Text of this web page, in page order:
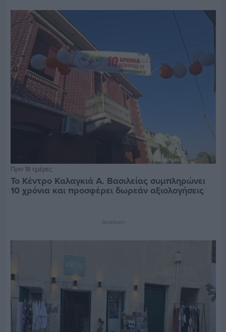
Πριν 18 ημέρες
Το Κέντρο Καλαγκιά Α. Βασιλείας συμπληρώνει
10 χρόνια και προσφέρει δωρεάν αξιολογήσεις
Διαφήμιση